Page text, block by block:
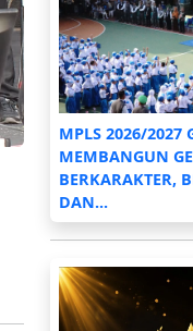
MPLS 2026/2027
MEMBANGUN
BERKARAKTER,
DAN...